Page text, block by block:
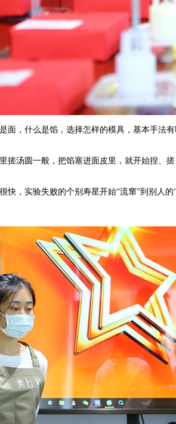
面，什么是馅，选择怎样的模具，基本手
搓汤圆一般，把馅塞进面皮里，就开始捏
，实验失败的个别寿星开始“流窜”到别人